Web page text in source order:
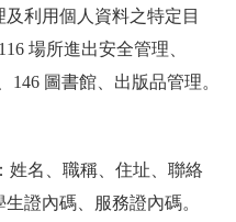
利用個人資料之特定目
場所進出安全管理、
146 圖書館、出版品管理。
姓名、職稱、住址、聯絡
證內碼、服務證內碼。